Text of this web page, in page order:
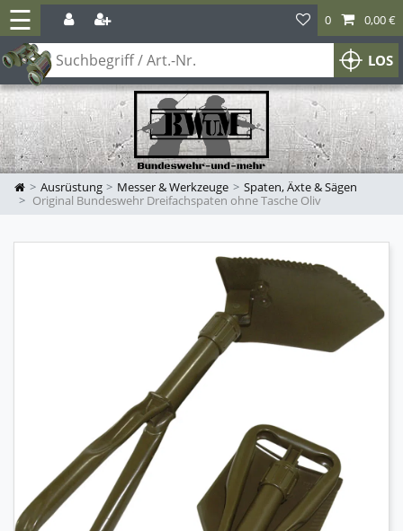
☰
LOS
0 0,00 €
Ausrüstung Messer & Werkzeuge
Spaten, Äxte & Sägen
Original Bundeswehr Dreifachspaten ohne Tasche Oliv